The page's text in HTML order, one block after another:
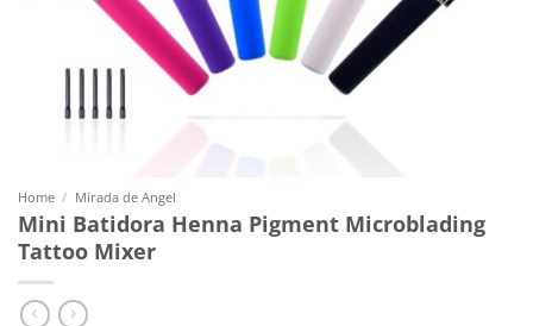
Home / Mirada de Angel
Mini Batidora Henna Pigment Microblading
Tattoo Mixer